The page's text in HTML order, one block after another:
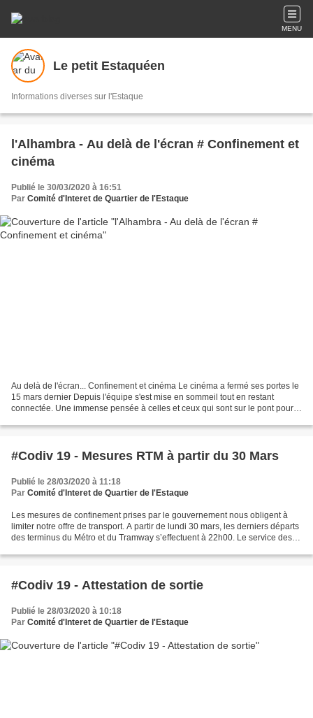
MENU
Le petit Estaquéen
Informations diverses sur l'Estaque
l'Alhambra - Au delà de l'écran # Confinement et
cinéma
Publié le 30/03/2020 à 16:51
Par Comité d'Interet de Quartier de l'Estaque
Au delà de l'écran... Confinement et cinéma Le cinéma a fermé ses portes le
15 mars dernier Depuis l'équipe s'est mise en sommeil tout en restant
connectée. Une immense pensée à celles et ceux qui sont sur le pont pour
#Codiv 19 - Mesures RTM à partir du 30 Mars
Publié le 28/03/2020 à 11:18
Par Comité d'Interet de Quartier de l'Estaque
Les mesures de confinement prises par le gouvernement nous obligent à
limiter notre offre de transport. A partir de lundi 30 mars, les derniers départs
des terminus du Métro et du Tramway s’effectuent à 22h00. Le service des
#Codiv 19 - Attestation de sortie
Publié le 28/03/2020 à 10:18
Par Comité d'Interet de Quartier de l'Estaque